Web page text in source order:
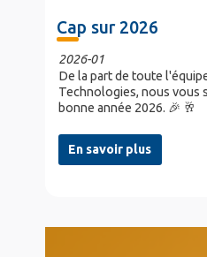
Cap sur 2026
2026-01
De la part de toute
Technologies, nous vous
bonne année 2026. 🎉 🥂
En savoir plus